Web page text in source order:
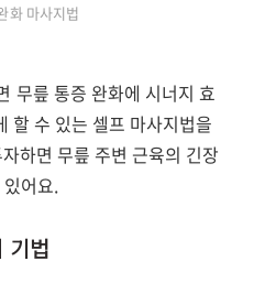
화 마사지법
무릎 통증 완화에 시너지 효
할 수 있는 셀프 마사지법을
하면 무릎 주변 근육의 긴장
어요.
기법